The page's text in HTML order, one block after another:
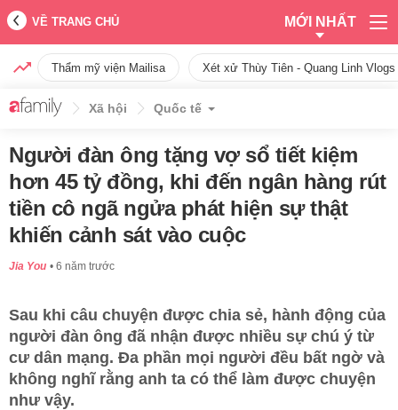
VỀ TRANG CHỦ MỚI NHẤT
Thẩm mỹ viện Mailisa Xét xử Thùy Tiên - Quang Linh
Xã hội Quốc tế
Người đàn ông tặng vợ sổ tiết kiệm
hơn 45 tỷ đồng, khi đến ngân hàng rút
tiền cô ngã ngửa phát hiện sự thật
khiến cảnh sát vào cuộc
Jia You 6 năm trước
Sau khi câu chuyện được chia sẻ, hành động của
người đàn ông đã nhận được nhiều sự chú ý từ
cư dân mạng. Đa phần mọi người đều bất ngờ và
không nghĩ rằng anh ta có thể làm được chuyện
như vậy.